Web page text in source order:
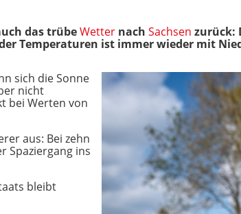
das trübeWetter nach Sachsen zurück:
Temperaturen ist immer wieder mit
sich die Sonne
nicht
bei Werten von
aus: Bei zehn
Spaziergang ins
bleibt